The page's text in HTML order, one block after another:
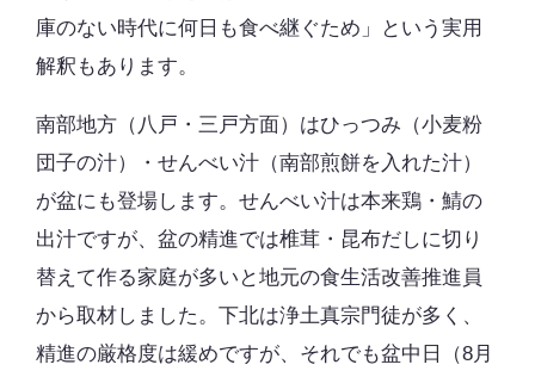
庫のない時代に何日も食べ継ぐため」という実用
解釈もあります。
南部地方（八戸・三戸方面）はひっつみ（小麦粉
団子の汁）・せんべい汁（南部煎餅を入れた汁）
が盆にも登場します。せんべい汁は本来鶏・鯖の
出汁ですが、盆の精進では椎茸・昆布だしに切り
替えて作る家庭が多いと地元の食生活改善推進員
から取材しました。下北は浄土真宗門徒が多く、
精進の厳格度は緩めですが、それでも盆中日（8月